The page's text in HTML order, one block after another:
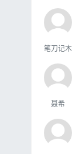
笔刀记木
聂希